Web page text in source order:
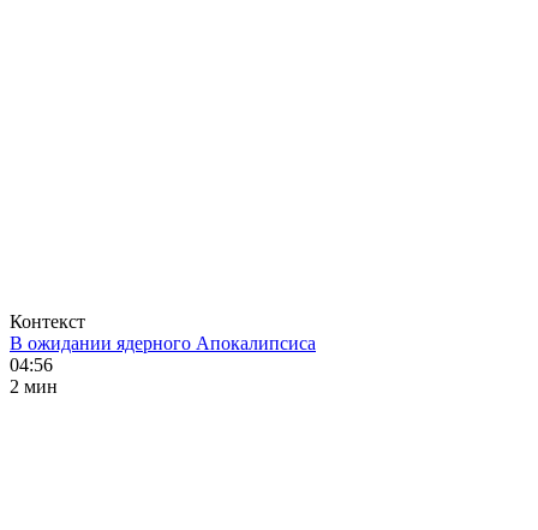
Контекст
В ожидании ядерного Апокалипсиса
04:56
2 мин